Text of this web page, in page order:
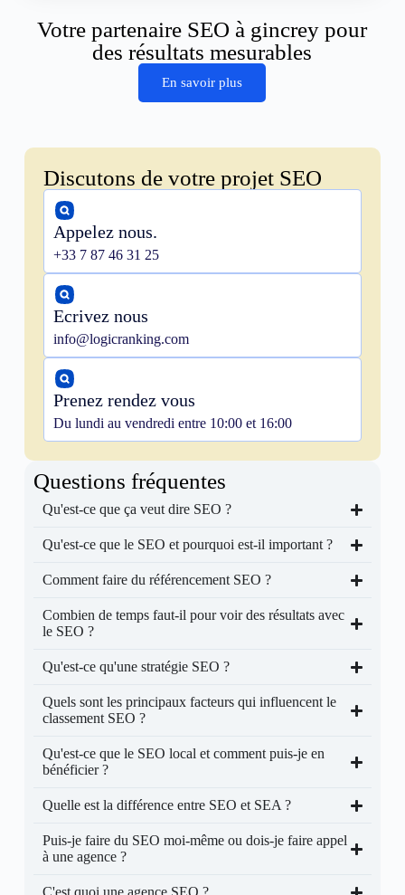
Votre partenaire SEO à gincrey pour
des résultats mesurables
En savoir plus
Discutons de votre projet SEO
Appelez nous.
+33 7 87 46 31 25
Ecrivez nous
info@logicranking.com
Prenez rendez vous
Du lundi au vendredi entre 10:00 et 16:00
Questions fréquentes
Qu'est-ce que ça veut dire SEO ?
Qu'est-ce que le SEO et pourquoi est-il important ?
Comment faire du référencement SEO ?
Combien de temps faut-il pour voir des résultats avec
le SEO ?
Qu'est-ce qu'une stratégie SEO ?
Quels sont les principaux facteurs qui influencent le
classement SEO ?
Qu'est-ce que le SEO local et comment puis-je en
bénéficier ?
Quelle est la différence entre SEO et SEA ?
Puis-je faire du SEO moi-même ou dois-je faire appel
à une agence ?